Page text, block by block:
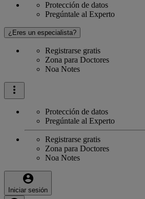
Protección de datos
Pregúntale al Experto
¿Eres un especialista?
Registrarse gratis
Zona para Doctores
Noa Notes
Protección de datos
Pregúntale al Experto
Registrarse gratis
Zona para Doctores
Noa Notes
Iniciar sesión